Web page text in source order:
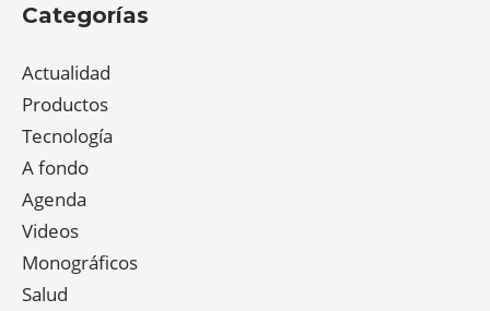
Categorías
Actualidad
Productos
Tecnología
A fondo
Agenda
Videos
Monográficos
Salud